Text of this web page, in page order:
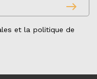
east
et la politique de